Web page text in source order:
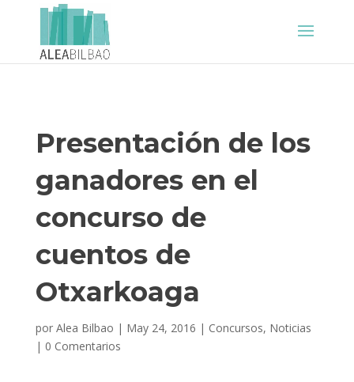
Presentación de los
ganadores en el
concurso de
cuentos de
Otxarkoaga
por Alea Bilbao | May 24, 2016 | Concursos, Noticias
| 0 Comentarios